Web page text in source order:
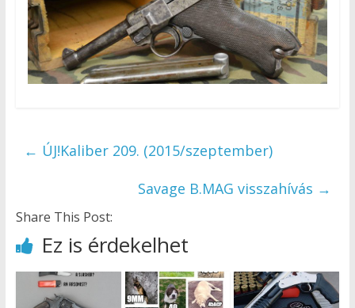
← ÚJ!Kaliber 209. (2015/szeptember)
Savage B.MAG visszahívás →
Share This Post:
Ez is érdekelhet